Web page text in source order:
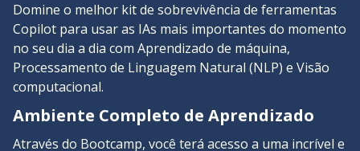
Domine o melhor kit de sobrevivência de ferramentas
Copilot para usar as IAs mais importantes do momento
no seu dia a dia com Aprendizado de máquina,
Processamento de Linguagem Natural (NLP) e Visão
computacional.
Ambiente Completo de Aprendizado
Através do Bootcamp, você terá acesso a uma incrível e